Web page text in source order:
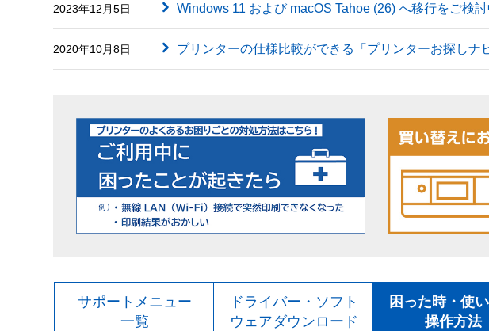
2023年12月5日 Windows 11 および macOS Tahoe (26) へ移行をご検
2020年10月8日 プリンターの仕様比較ができる「プリンターお探しナ
サポートメニュー
一覧
ドライバー・ソフト
ウェアダウンロード
困った時・使い
操作方法